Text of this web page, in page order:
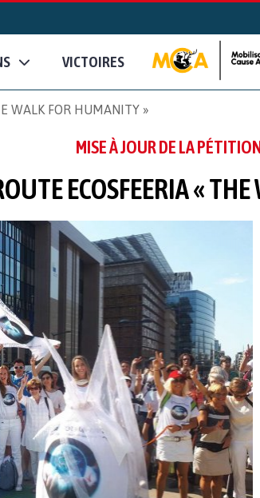
VICTOIRES
WALK FOR HUMANITY »
MISE À JOUR DE LA
ECOSFEERIA «